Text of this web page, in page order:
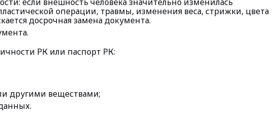
операции, травмы, изменения веса, стрижки, цвета
досрочная замена документа.
РК или паспорт РК:
другими веществами;